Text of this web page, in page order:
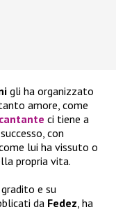
gli ha organizzato
amore, come
ci tiene a
con
lui ha vissuto o
propria vita.
e su
da Fedez , ha